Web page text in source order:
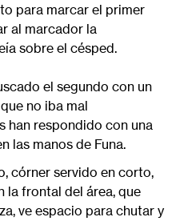
para marcar el primer
al marcador la
sobre el césped.
el segundo con un
no iba mal
han respondido con una
las manos de Funa.
córner servido en corto,
la frontal del área, que
ve espacio para chutar y